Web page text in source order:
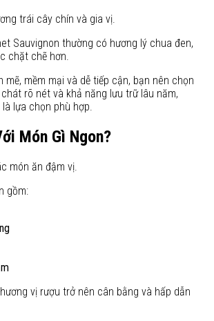
trái cây chín và gia vị.
Sauvignon thường có hương lý chua đen,
chặt chẽ hơn.
mẽ, mềm mại và dễ tiếp cận, bạn nên chọn
rõ nét và khả năng lưu trữ lâu năm,
lựa chọn phù hợp.
Món Gì Ngon?
món ăn đậm vị.
gồm:
vị rượu trở nên cân bằng và hấp dẫn